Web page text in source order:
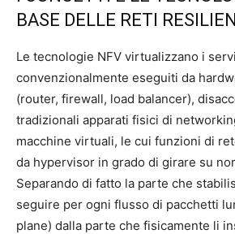
BASE DELLE RETI
Le tecnologie NFV virtualizzano i
convenzionalmente eseguiti da
(router, firewall, load balancer),
tradizionali apparati fisici di
macchine virtuali, le cui funzioni di
da hypervisor in grado di girare su
Separando di fatto la parte che
seguire per ogni flusso di pacchetti
plane) dalla parte che fisicamente li